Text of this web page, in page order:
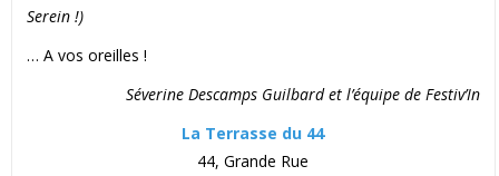
Serein !)
… A vos oreilles !
Séverine Descamps Guilbard et l’équipe de Festiv’In
La Terrasse du 44
44, Grande Rue